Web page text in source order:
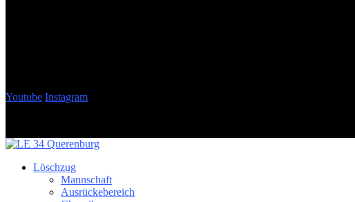
Youtube Instagram
Löschzug
Mannschaft
Ausrückebereich